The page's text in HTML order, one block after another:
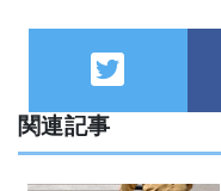
関連記事